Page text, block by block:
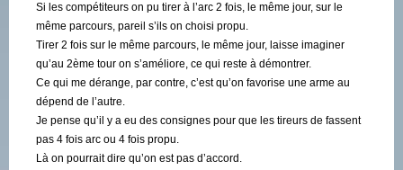
Si les compétiteurs on pu tirer à l’arc 2 fois, le même jour, sur le
même parcours, pareil s’ils on choisi propu.
Tirer 2 fois sur le même parcours, le même jour, laisse imaginer
qu’au 2ème tour on s’améliore, ce qui reste à démontrer.
Ce qui me dérange, par contre, c’est qu’on favorise une arme au
dépend de l’autre.
Je pense qu’il y a eu des consignes pour que les tireurs de fassent
pas 4 fois arc ou 4 fois propu.
Là on pourrait dire qu’on est pas d’accord.